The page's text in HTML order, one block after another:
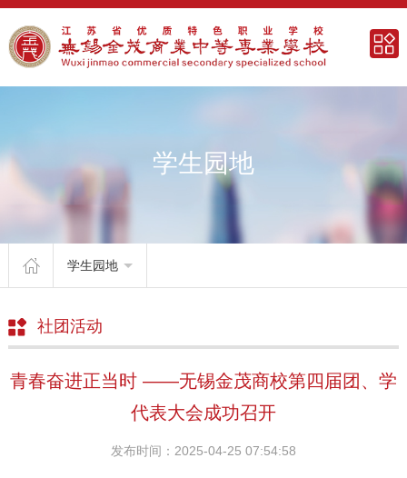
学生园地
学生园地
社团活动
青春奋进正当时 ——无锡金茂商校第四届团、学
代表大会成功召开
发布时间：2025-04-25 07:54:58